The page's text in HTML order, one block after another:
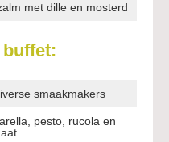
met dille en mosterd
smaakmakers
pesto, rucola en